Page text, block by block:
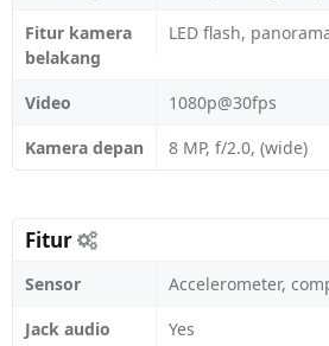
Fitur kamera
belakang
LED flash,
Video
1080p@30fps
Kamera depan
8 MP, f/2.0, (wide)
Fitur
Sensor
Accelerometer,
Jack audio
Yes